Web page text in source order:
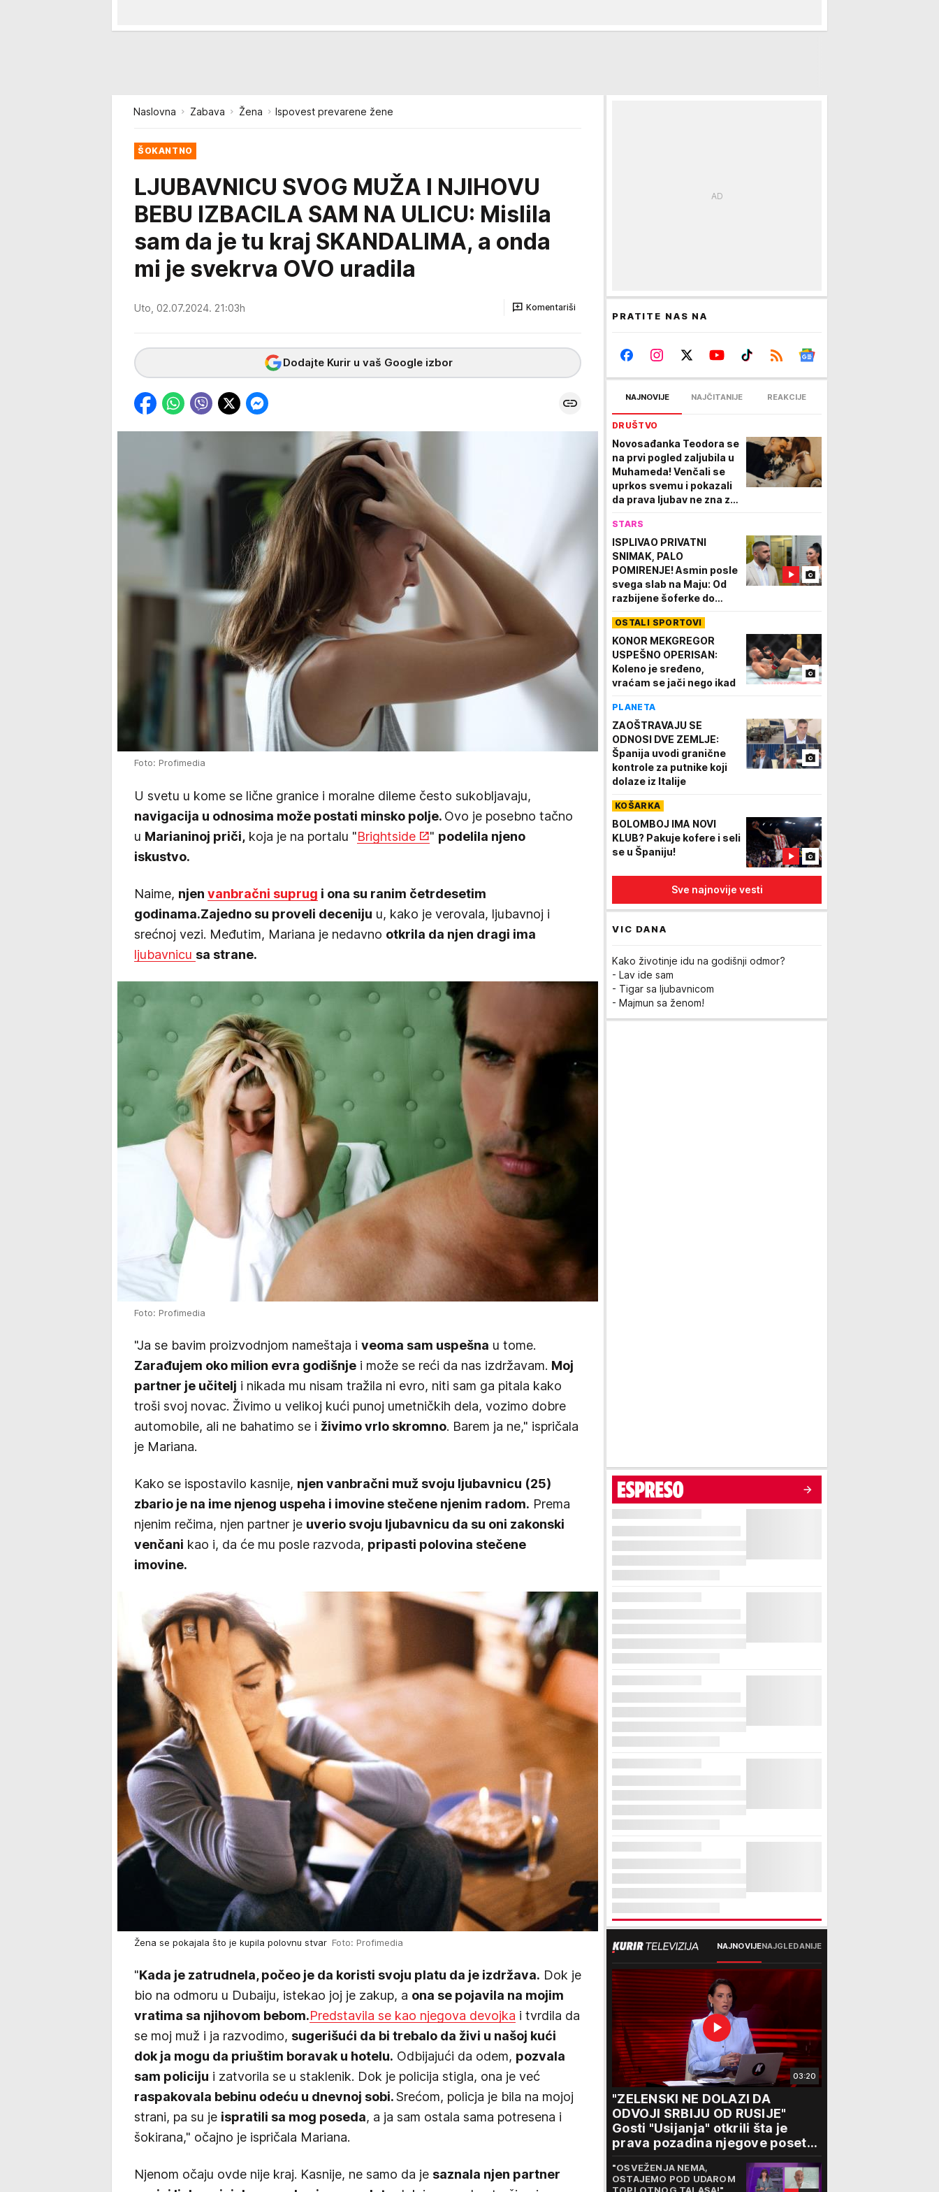
Naslovna Zabava Žena Ispovest prevarene žene
ŠOKANTNO
LJUBAVNICU SVOG MUŽA I NJIHOVU
BEBU IZBACILA SAM NA ULICU: Mislila
sam da je tu kraj SKANDALIMA, a onda
mi je svekrva OVO uradila
Uto, 02.07.2024. 21:03h Komentariši
Dodajte Kurir u vaš Google izbor
Foto: Profimedia
U svetu u kome se lične granice i moralne dileme često sukobljavaju,
navigacija u odnosima može postati minsko polje. Ovo je posebno tačno
u Marianinoj priči, koja je na portalu "Brightside " podelila njeno
iskustvo.
Naime, njen vanbračni suprug i ona su ranim četrdesetim
godinama.Zajedno su proveli deceniju u, kako je verovala, ljubavnoj i
srećnoj vezi. Međutim, Mariana je nedavno otkrila da njen dragi ima
ljubavnicu sa strane.
Foto: Profimedia
"Ja se bavim proizvodnjom nameštaja i veoma sam uspešna u tome.
Zarađujem oko milion evra godišnje i može se reći da nas izdržavam. Moj
partner je učitelj i nikada mu nisam tražila ni evro, niti sam ga pitala kako
troši svoj novac. Živimo u velikoj kući punoj umetničkih dela, vozimo dobre
automobile, ali ne bahatimo se i živimo vrlo skromno. Barem ja ne," ispričala
je Mariana.
Kako se ispostavilo kasnije, njen vanbračni muž svoju ljubavnicu (25)
zbario je na ime njenog uspeha i imovine stečene njenim radom. Prema
njenim rečima, njen partner je uverio svoju ljubavnicu da su oni zakonski
venčani kao i, da će mu posle razvoda, pripasti polovina stečene
imovine.
Žena se pokajala što je kupila polovnu stvar Foto: Profimedia
"Kada je zatrudnela, počeo je da koristi svoju platu da je izdržava. Dok je
bio na odmoru u Dubaiju, istekao joj je zakup, a ona se pojavila na mojim
vratima sa njihovom bebom.Predstavila se kao njegova devojka i tvrdila da
se moj muž i ja razvodimo, sugerišući da bi trebalo da živi u našoj kući
dok ja mogu da priuštim boravak u hotelu. Odbijajući da odem, pozvala
sam policiju i zatvorila se u staklenik. Dok je policija stigla, ona je već
raspakovala bebinu odeću u dnevnoj sobi.Srećom, policja je bila na mojoj
strani, pa su je ispratili sa mog poseda, a ja sam ostala sama potresena i
šokirana," očajno je ispričala Mariana.
Njenom očaju ovde nije kraj. Kasnije, ne samo da je saznala njen partner
PRATITE NAS NA
NAJNOVIJE NAJČITANIJE REAKCIJE
DRUŠTVO
Novosađanka Teodora se
na prvi pogled zaljubila u
Muhameda! Venčali se
uprkos svemu i pokazali
da prava ljubav ne zna za
STARS
ISPLIVAO PRIVATNI
SNIMAK, PALO
POMIRENJE! Asmin posle
svega slab na Maju: Od
razbijene šoferke do
OSTALI SPORTOVI
KONOR MEKGREGOR
USPEŠNO OPERISAN:
Koleno je sređeno,
vraćam se jači nego ikad
PLANETA
ZAOŠTRAVAJU SE
ODNOSI DVE ZEMLJE:
Španija uvodi granične
kontrole za putnike koji
dolaze iz Italije
KOŠARKA
BOLOMBOJ IMA NOVI
KLUB? Pakuje kofere i seli
se u Španiju!
Sve najnovije vesti
VIC DANA
Kako životinje idu na godišnji odmor?
- Lav ide sam
- Tigar sa ljubavnicom
- Majmun sa ženom!
NAJNOVIJENAJGLEDANIJE
03:20
"ZELENSKI NE DOLAZI DA
ODVOJI SRBIJU OD RUSIJE"
Gosti "Usijanja" otkrili šta je
prava pozadina njegove posete
Beogradu
"OSVEŽENJA NEMA,
OSTAJEMO POD UDAROM
TOPLOTNOG TALASA!"